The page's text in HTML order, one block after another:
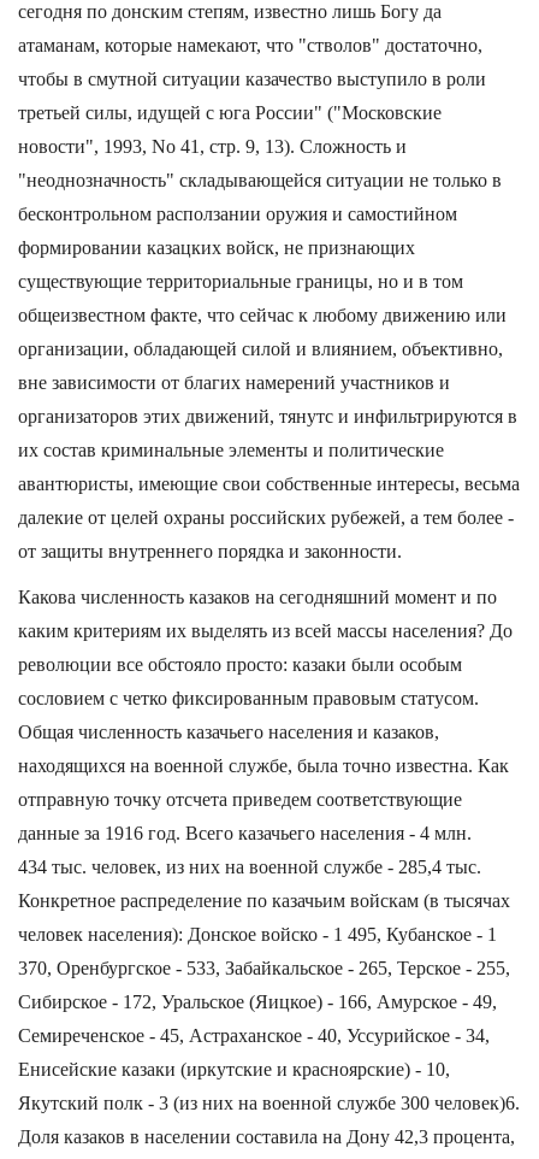
сегодня по донским степям, известно лишь Богу да
атаманам, которые намекают, что "стволов" достаточно,
чтобы в смутной ситуации казачество выступило в роли
третьей силы, идущей с юга России" ("Московские
новости", 1993, No 41, стр. 9, 13). Сложность и
"неоднозначность" складывающейся ситуации не только в
бесконтрольном расползании оружия и самостийном
формировании казацких войск, не признающих
существующие территориальные границы, но и в том
общеизвестном факте, что сейчас к любому движению или
организации, обладающей силой и влиянием, объективно,
вне зависимости от благих намерений участников и
организаторов этих движений, тянутс и инфильтрируются в
их состав криминальные элементы и политические
авантюристы, имеющие свои собственные интересы, весьма
далекие от целей охраны российских рубежей, а тем более -
от защиты внутреннего порядка и законности.
Какова численность казаков на сегодняшний момент и по
каким критериям их выделять из всей массы населения? До
революции все обстояло просто: казаки были особым
сословием с четко фиксированным правовым статусом.
Общая численность казачьего населения и казаков,
находящихся на военной службе, была точно известна. Как
отправную точку отсчета приведем соответствующие
данные за 1916 год. Всего казачьего населения - 4 млн.
434 тыс. человек, из них на военной службе - 285,4 тыс.
Конкретное распределение по казачьим войскам (в тысячах
человек населения): Донское войско - 1 495, Кубанское - 1
370, Оренбургское - 533, Забайкальское - 265, Терское - 255,
Сибирское - 172, Уральское (Яицкое) - 166, Амурское - 49,
Семиреченское - 45, Астраханское - 40, Уссурийское - 34,
Енисейские казаки (иркутские и красноярские) - 10,
Якутский полк - 3 (из них на военной службе 300 человек)6.
Доля казаков в населении составила на Дону 42,3 процента,